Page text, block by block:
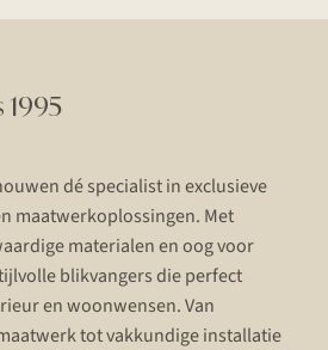
1995
dé specialist in exclusieve
maatwerkoplossingen. Met
materialen en oog voor
blikvangers die perfect
en woonwensen. Van
tot vakkundige installatie